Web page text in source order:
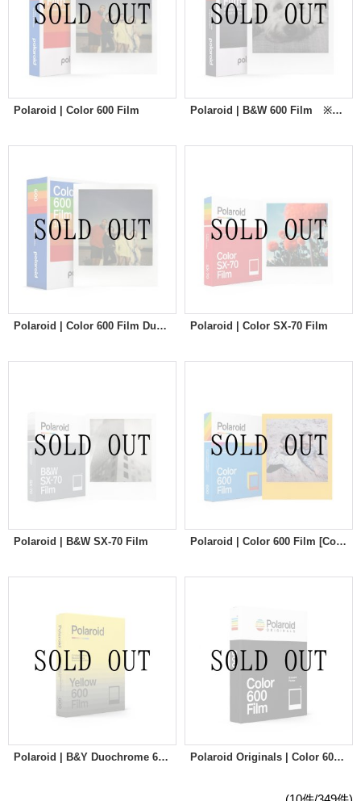
Polaroid | Color 600 Film Polaroid | B&W 600 Film ※New
Polaroid | Color 600 Film Duble Pack Polaroid | Color SX-70 Film
Polaroid | B&W SX-70 Film Polaroid | Color 600 Film [Color Frames]
Polaroid | B&Y Duochrome 600 Film Polaroid Originals | Color 600 Film [Fragment Edition]